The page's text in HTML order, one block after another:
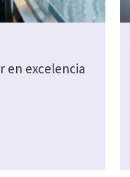
en excelencia